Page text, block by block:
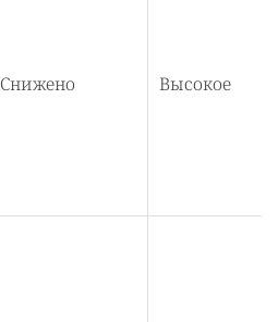
Снижено Высокое